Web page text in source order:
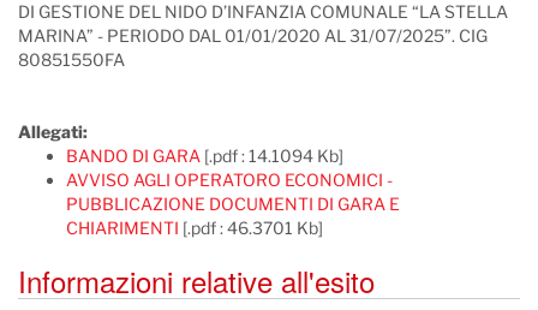
DI GESTIONE DEL NIDO D’INFANZIA COMUNALE “LA STELLA
MARINA” - PERIODO DAL 01/01/2020 AL 31/07/2025”. CIG
80851550FA
Allegati:
BANDO DI GARA [.pdf : 14.1094 Kb]
AVVISO AGLI OPERATORO ECONOMICI -
PUBBLICAZIONE DOCUMENTI DI GARA E
CHIARIMENTI [.pdf : 46.3701 Kb]
Informazioni relative all'esito